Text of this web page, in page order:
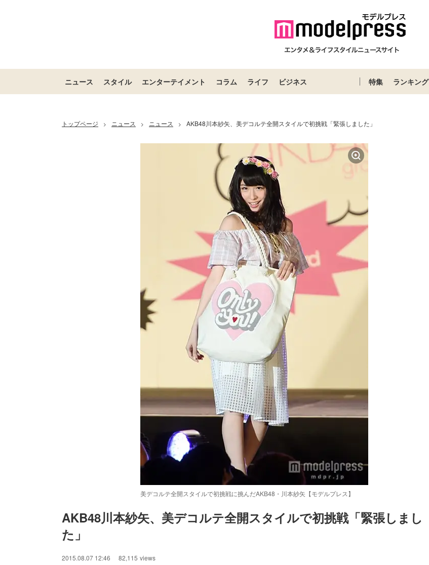
ニュース スタイル エンターテイメント コラム ライフ ビジネス 特集 ランキング
トップページ > ニュース > ニュース > AKB48川本紗矢、美デコルテ全開スタイルで初挑戦「緊張しました」
美デコルテ全開スタイルで初挑戦に挑んだAKB48・川本紗矢【モデルプレス】
AKB48川本紗矢、美デコルテ全開スタイルで初挑戦「緊張しまし
た」
2015.08.07 12:46 82,115 views